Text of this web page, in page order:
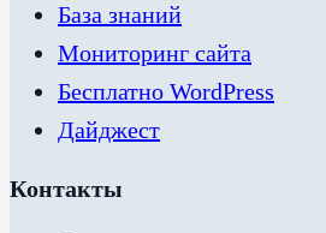
База знаний
Мониторинг сайта
Бесплатно WordPress
Дайджест
Контакты